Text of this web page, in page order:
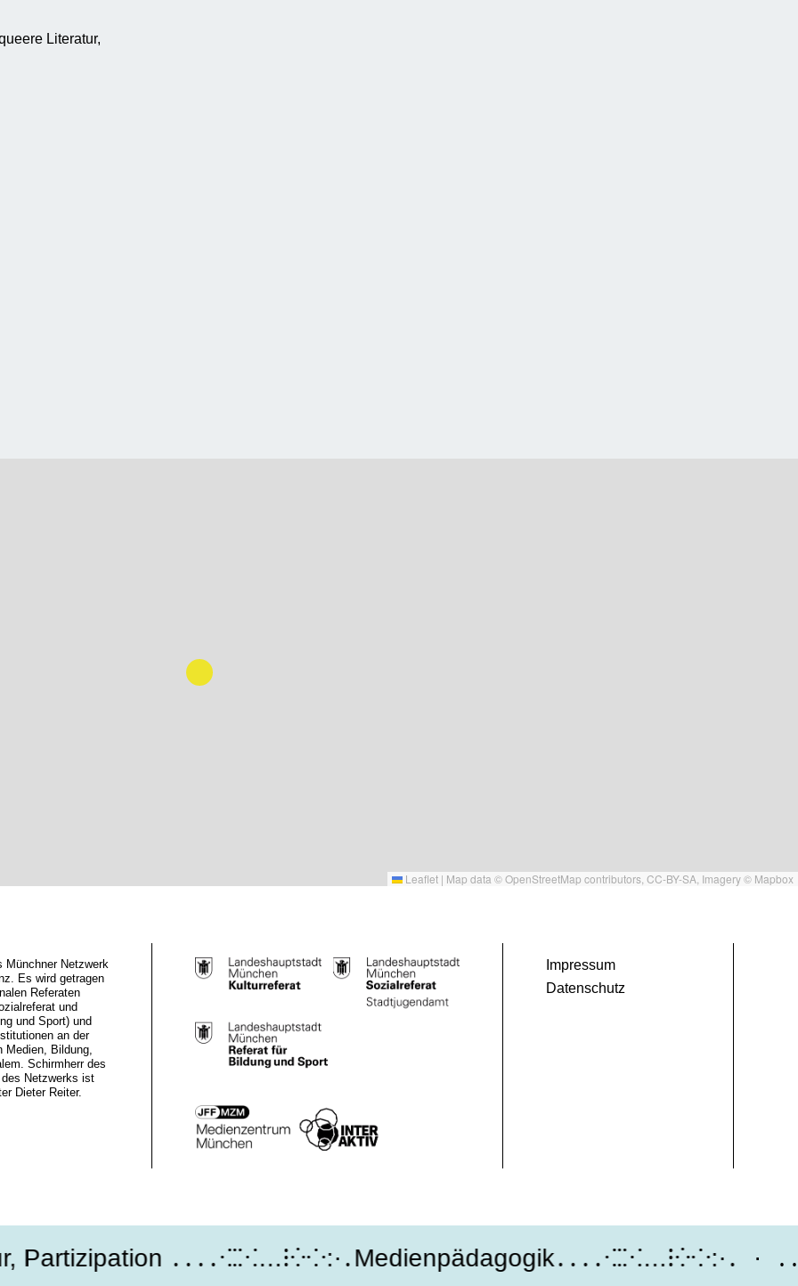
Literatur,
Leaflet | Map data ©OpenStreetMap contributors, CC-BY-SA , Imagery © Mapbox
Netzwerk
Es wird getragen
Referaten
und
und Sport) und
an der
Medien, Bildung,
Schirmherr des
Netzwerks ist
Dieter Reiter.
Impressum
Datenschutz
․․․․⁖⁚⁙…⁝⁛⁘:·․Medienpädagogik․․․․⁖⁚⁙…⁝⁛⁘:·․